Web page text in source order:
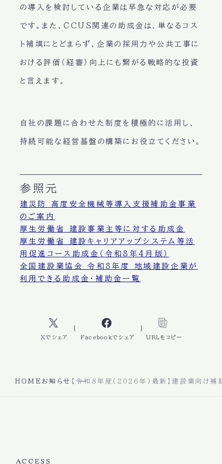
の導入を検討している企業は早急な対応が必要
です。また、CCUS関連の助成金は、単なるコス
ト補填にとどまらず、企業の採用力や公共工事に
おける評価（経審）向上にも繋がる戦略的な投資
と言えます。
自社の課題に合わせた制度を積極的に活用し、
持続可能な経営基盤の構築にお役立てください。
参照元
建災防 高度安全機械等導入支援補助金事業
のご案内
厚生労働省 建設事業主等に対する助成金
厚生労働省 建設キャリアアップシステム等活
用促進コース助成金（令和8年4月版）
全国建設業協会 令和8年度 地域建設企業が
利用できる助成金・補助金一覧
Xでシェア Facebookでシェア URLをコピー
HOME お知らせ 【令和8年度(2026年)最新】建設業向け補
ACCESS